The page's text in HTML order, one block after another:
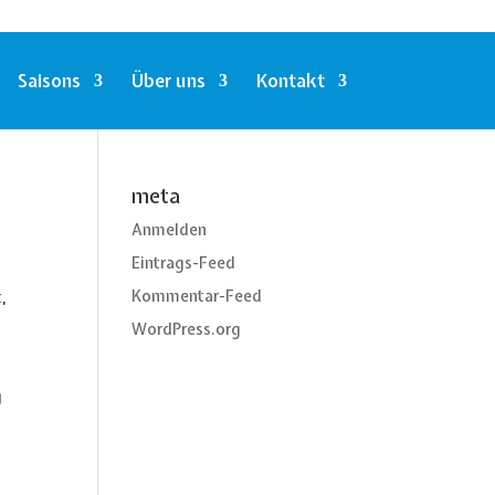
Saisons Über uns Kontakt
,
meta
Anmelden
Eintrags-Feed
Kommentar-Feed
WordPress.org